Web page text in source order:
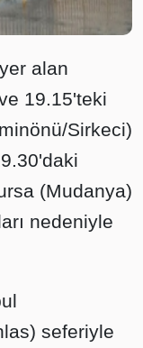
alan
19.15'teki
Sirkeci)
(Mudanya)
nedeniyle
seferiyle